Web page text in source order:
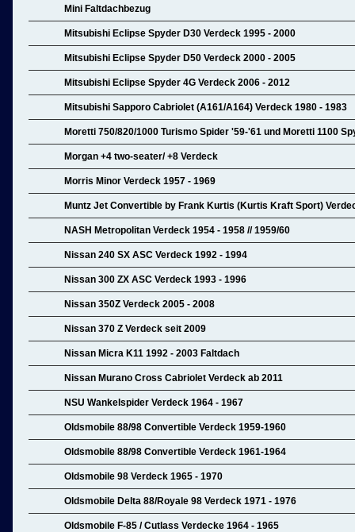
Mini Faltdachbezug
Mitsubishi Eclipse Spyder D30 Verdeck 1995 - 2000
Mitsubishi Eclipse Spyder D50 Verdeck 2000 - 2005
Mitsubishi Eclipse Spyder 4G Verdeck 2006 - 2012
Mitsubishi Sapporo Cabriolet (A161/A164) Verdeck 1980 - 1983
Moretti 750/820/1000 Turismo Spider '59-'61 und Moretti 1100
Morgan +4 two-seater/ +8 Verdeck
Morris Minor Verdeck 1957 - 1969
Muntz Jet Convertible by Frank Kurtis (Kurtis Kraft Sport)
NASH Metropolitan Verdeck 1954 - 1958 // 1959/60
Nissan 240 SX ASC Verdeck 1992 - 1994
Nissan 300 ZX ASC Verdeck 1993 - 1996
Nissan 350Z Verdeck 2005 - 2008
Nissan 370 Z Verdeck seit 2009
Nissan Micra K11 1992 - 2003 Faltdach
Nissan Murano Cross Cabriolet Verdeck ab 2011
NSU Wankelspider Verdeck 1964 - 1967
Oldsmobile 88/98 Convertible Verdeck 1959-1960
Oldsmobile 88/98 Convertible Verdeck 1961-1964
Oldsmobile 98 Verdeck 1965 - 1970
Oldsmobile Delta 88/Royale 98 Verdeck 1971 - 1976
Oldsmobile F-85 / Cutlass Verdecke 1964 - 1965